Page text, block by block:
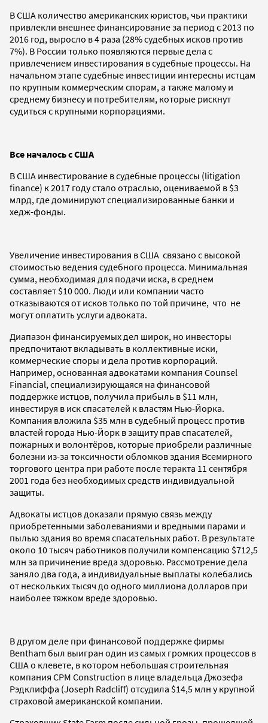
В США количество американских юристов, чьи практики
привлекли внешнее финансирование за период с 2013 по
2016 год, выросло в 4 раза (28% судебных исков против
7%). В России только появляются первые дела c
привлечением инвестирования в судебные процессы. На
начальном этапе судебные инвестиции интересны истцам
по крупным коммерческим спорам, а также малому и
среднему бизнесу и потребителям, которые рискнут
судиться с крупными корпорациями.
Все началось с США
В США инвестирование в судебные процессы (litigation
finance) к 2017 году стало отраслью, оцениваемой в $3
млрд, где доминируют специализированные банки и
хедж-фонды.
Увеличение инвестирования в США связано с высокой
стоимостью ведения судебного процесса. Минимальная
сумма, необходимая для подачи иска, в среднем
составляет $10 000. Люди или компании часто
отказываются от исков только по той причине, что не
могут оплатить услуги адвоката.
Диапазон финансируемых дел широк, но инвесторы
предпочитают вкладывать в коллективные иски,
коммерческие споры и дела против корпораций.
Например, основанная адвокатами компания Counsel
Financial, специализирующаяся на финансовой
поддержке истцов, получила прибыль в $11 млн,
инвестируя в иск спасателей к властям Нью-Йорка.
Компания вложила $35 млн в судебный процесс против
властей города Нью-Йорк в защиту прав спасателей,
пожарных и волонтёров, которые приобрели различные
болезни из-за токсичности обломков здания Всемирного
торгового центра при работе после теракта 11 сентября
2001 года без необходимых средств индивидуальной
защиты.
Адвокаты истцов доказали прямую связь между
приобретенными заболеваниями и вредными парами и
пылью здания во время спасательных работ. В результате
около 10 тысяч работников получили компенсацию $712,5
млн за причинение вреда здоровью. Рассмотрение дела
заняло два года, а индивидуальные выплаты колебались
от нескольких тысяч до одного миллиона долларов при
наиболее тяжком вреде здоровью.
В другом деле при финансовой поддержке фирмы
Bentham был выигран один из самых громких процессов в
США о клевете, в котором небольшая строительная
компания CPM Construction в лице владельца Джозефа
Рэдклиффа (Joseph Radcliff) отсудила $14,5 млн у крупной
страховой американской компании.